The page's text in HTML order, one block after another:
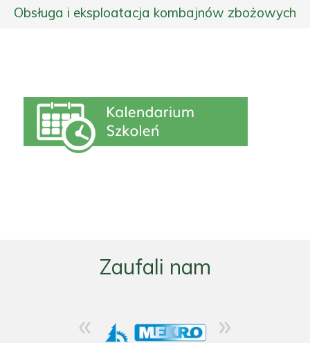
Obsługa i eksploatacja kombajnów zbożowych
Zaufali nam
« »